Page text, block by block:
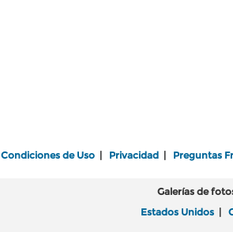
Condiciones de Uso Privacidad Preguntas
Galerías de
Estados Unidos